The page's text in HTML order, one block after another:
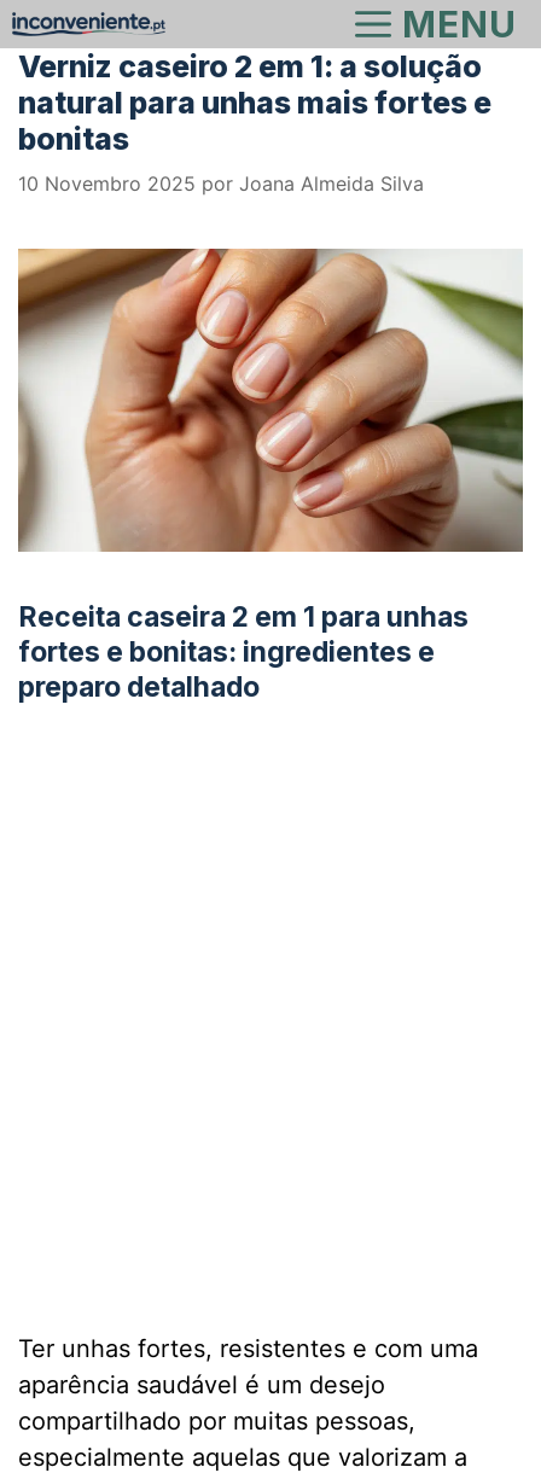
Saltar
para
conteúdo
MENU
Verniz caseiro 2 em 1: a solução
natural para unhas mais fortes e
bonitas
10 Novembro 2025 por Joana Almeida Silva
Receita caseira 2 em 1 para unhas
fortes e bonitas: ingredientes e
preparo detalhado
Ter unhas fortes, resistentes e com uma
aparência saudável é um desejo
compartilhado por muitas pessoas,
especialmente aquelas que valorizam a